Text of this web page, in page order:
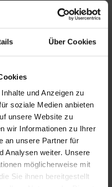
Über Cookies
und Anzeigen zu
soziale Medien anbieten
unsere Website zu
wir Informationen zu Ihrer
an unsere Partner für
Analysen weiter. Unsere
möglicherweise mit
Sie ihnen bereitgestellt
Situation eskaliert.
IPS Loitering Detection,
Objekt auskundschaften.
der Benchmark Innovation
Infrastructure Protection
Zu dieser Zeit beginnt
auch, weitere Klassifikatoren
Nur ein Jahr später kommt
ein Paket mit
mit einem neuen Kunden-
IPS den GIT Sicherheit Award